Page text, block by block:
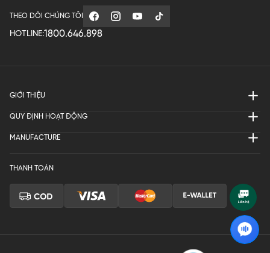
THEO DÕI CHÚNG TÔI
HOTLINE:1800.646.898
GIỚI THIỆU
QUY ĐỊNH HOẠT ĐỘNG
MANUFACTURE
THANH TOÁN